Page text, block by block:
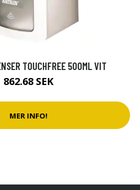
TOUCHFREE 500ML VIT
862.68 SEK
MER INFO!